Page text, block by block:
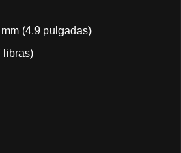
(4.9 pulgadas)
libras)